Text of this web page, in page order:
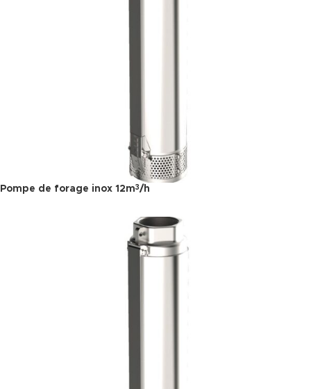
Pompe de forage inox 12m3/h